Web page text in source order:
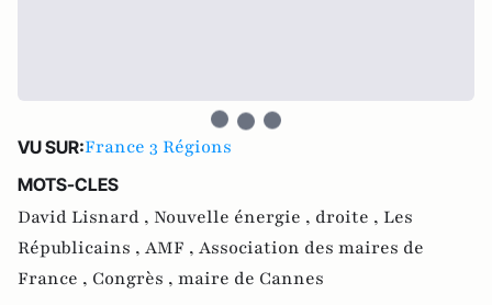
VU SUR:France 3 Régions
MOTS-CLES
David Lisnard , Nouvelle énergie , droite , Les
Républicains , AMF , Association des maires de
France , Congrès , maire de Cannes